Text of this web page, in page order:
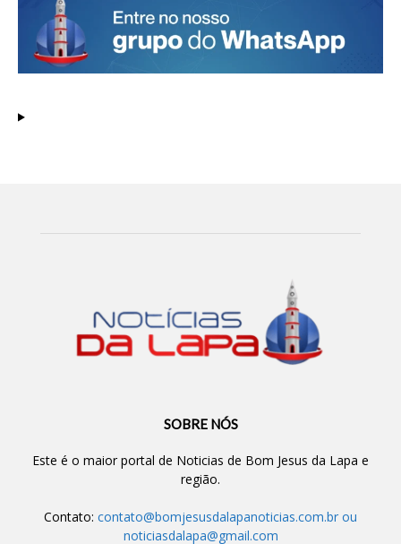
SOBRE NÓS
Este é o maior portal de Noticias de Bom Jesus da Lapa e
região.
Contato: contato@bomjesusdalapanoticias.com.br ou
noticiasdalapa@gmail.com